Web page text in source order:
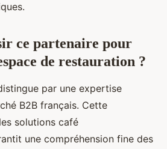
ce partenaire pour
de restauration ?
par une expertise
B2B français. Cette
solutions café
une compréhension fine des